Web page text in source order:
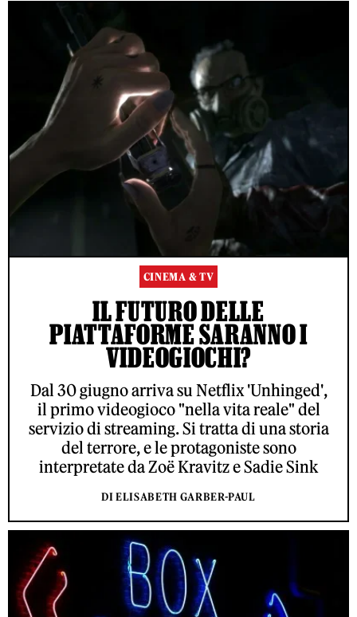
CINEMA & TV
IL FUTURO DELLE
PIATTAFORME SARANNO I
VIDEOGIOCHI?
Dal 30 giugno arriva su Netflix 'Unhinged',
il primo videogioco "nella vita reale" del
servizio di streaming. Si tratta di una storia
del terrore, e le protagoniste sono
interpretate da Zoë Kravitz e Sadie Sink
DI ELISABETH GARBER-PAUL